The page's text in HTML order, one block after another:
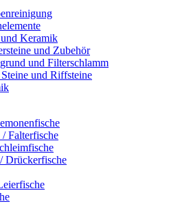
Keramik
und Zubehör
und Filterschlamm
und Riffsteine
Falterfische
Drückerfische